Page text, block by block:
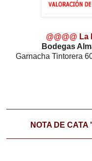
@@@@ La
Bodegas
Garnacha Tintorera
NOTA DE